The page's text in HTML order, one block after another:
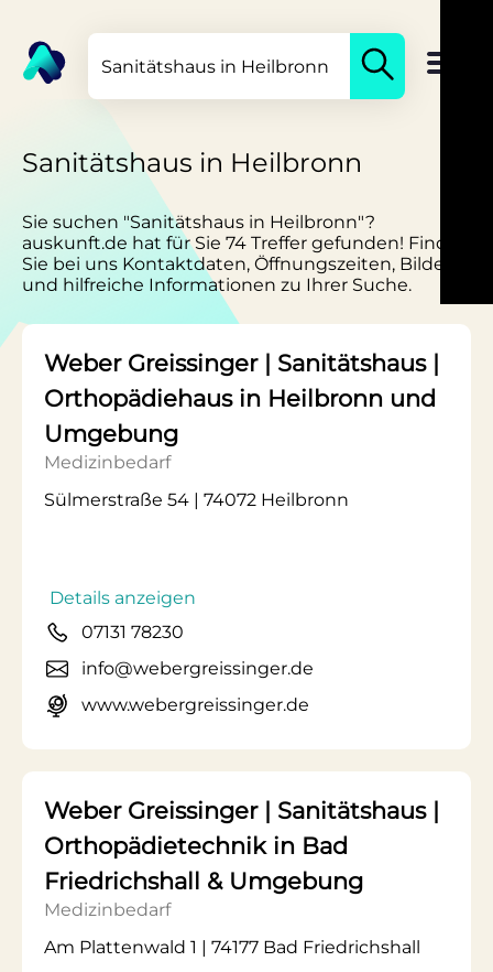
Sanitätshaus in Heilbronn
Sie suchen "Sanitätshaus in Heilbronn"?
auskunft.de hat für Sie 74 Treffer gefunden! Finden
Sie bei uns Kontaktdaten, Öffnungszeiten, Bilder
und hilfreiche Informationen zu Ihrer Suche.
Weber Greissinger | Sanitätshaus |
Orthopädiehaus in Heilbronn und
Umgebung
Medizinbedarf
Sülmerstraße 54 | 74072 Heilbronn
Details anzeigen
07131 78230
info@webergreissinger.de
www.webergreissinger.de
Weber Greissinger | Sanitätshaus |
Orthopädietechnik in Bad
Friedrichshall & Umgebung
Medizinbedarf
Am Plattenwald 1 | 74177 Bad Friedrichshall